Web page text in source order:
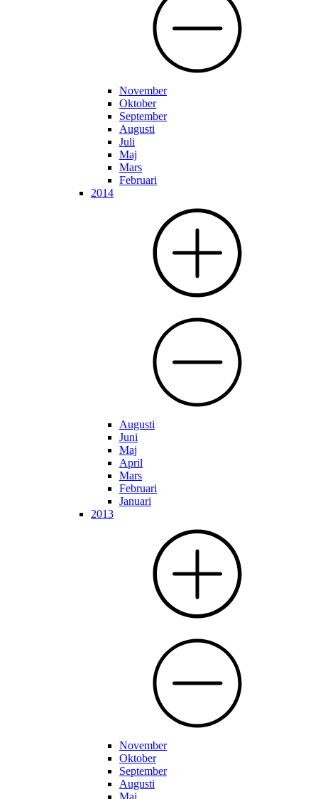
November
Oktober
September
Augusti
Juli
Maj
Mars
Februari
2014
Augusti
Juni
Maj
April
Mars
Februari
Januari
2013
November
Oktober
September
Augusti
Maj